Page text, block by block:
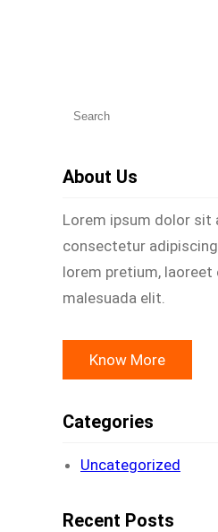
About Us
Lorem ipsum dolor sit
consectetur
lorem pretium, laoreet
malesuada elit.
Know More
Categories
Uncategorized
Recent Posts